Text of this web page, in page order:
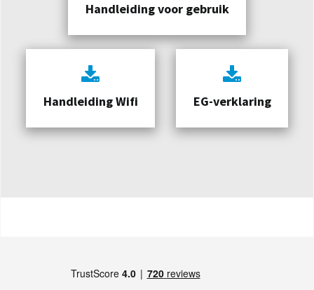
Handleiding voor gebruik
Handleiding Wifi EG-verklaring